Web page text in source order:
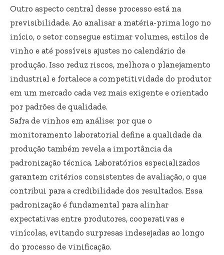
Outro aspecto central desse processo está na
previsibilidade. Ao analisar a matéria-prima logo no
início, o setor consegue estimar volumes, estilos de
vinho e até possíveis ajustes no calendário de
produção. Isso reduz riscos, melhora o planejamento
industrial e fortalece a competitividade do produtor
em um mercado cada vez mais exigente e orientado
por padrões de qualidade.
Safra de vinhos em análise: por que o
monitoramento laboratorial define a qualidade da
produção também revela a importância da
padronização técnica. Laboratórios especializados
garantem critérios consistentes de avaliação, o que
contribui para a credibilidade dos resultados. Essa
padronização é fundamental para alinhar
expectativas entre produtores, cooperativas e
vinícolas, evitando surpresas indesejadas ao longo
do processo de vinificação.